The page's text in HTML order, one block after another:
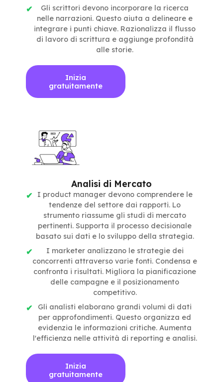
Gli scrittori devono incorporare la ricerca
nelle narrazioni. Questo aiuta a delineare e
integrare i punti chiave. Razionalizza il flusso
di lavoro di scrittura e aggiunge profondità
alle storie.
Inizia
gratuitamente
Analisi di Mercato
I product manager devono comprendere le
tendenze del settore dai rapporti. Lo
strumento riassume gli studi di mercato
pertinenti. Supporta il processo decisionale
basato sui dati e lo sviluppo della strategia.
I marketer analizzano le strategie dei
concorrenti attraverso varie fonti. Condensa e
confronta i risultati. Migliora la pianificazione
delle campagne e il posizionamento
competitivo.
Gli analisti elaborano grandi volumi di dati
per approfondimenti. Questo organizza ed
evidenzia le informazioni critiche. Aumenta
l'efficienza nelle attività di reporting e analisi.
Inizia
gratuitamente